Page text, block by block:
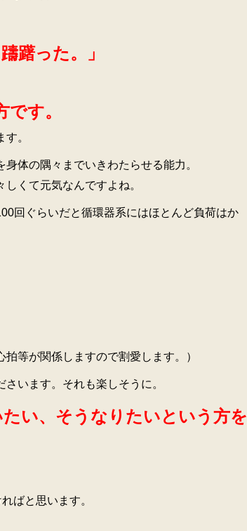
躇った。」
す。
。
体の隅々までいきわたらせる能力。
くて元気なんですよね。
回ぐらいだと循環器系にはほとんど負荷はか
等が関係しますので割愛します。）
います。それも楽しそうに。
い、そうなりたいという方を
ばと思います。